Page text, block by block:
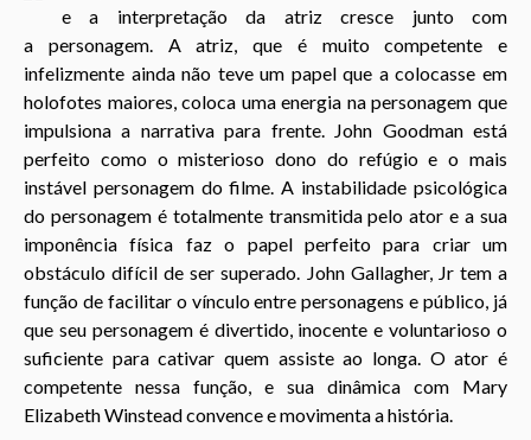
e a interpretação da atriz cresce junto com
a personagem. A atriz, que é muito competente e
infelizmente ainda não teve um papel que a colocasse em
holofotes maiores, coloca uma energia na personagem que
impulsiona a narrativa para frente.
John Goodman está
perfeito como omisterioso dono do refúgio e o mais
instável personagem do filme. A instabilidade psicológica
do personagem é totalmente transmitida pelo ator e a sua
imponência física faz o papel perfeito para criar um
obstáculo difícil de ser superado.
John Gallagher, Jr tem a
função de facilitar o vínculoentre personagens e público, já
que seu personagem é divertido, inocente e voluntarioso o
suficiente para cativar quem assiste ao longa. O ator é
competente nessa função, e sua dinâmica com Mary
Elizabeth Winstead convence e movimenta a história.